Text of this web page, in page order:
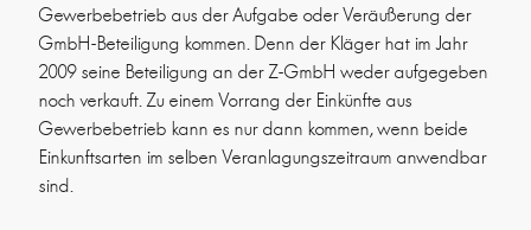
Gewerbebetrieb aus der Aufgabe oder Veräußerung der
GmbH-Beteiligung kommen. Denn der Kläger hat im Jahr
2009 seine Beteiligung an der Z-GmbH weder aufgegeben
noch verkauft. Zu einem Vorrang der Einkünfte aus
Gewerbebetrieb kann es nur dann kommen, wenn beide
Einkunftsarten im selben Veranlagungszeitraum anwendbar
sind.